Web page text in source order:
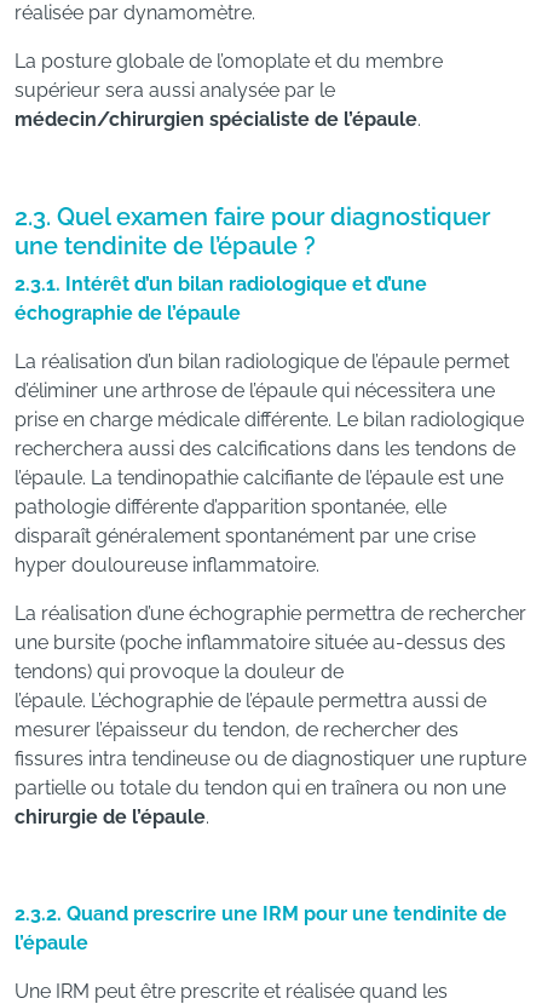
réalisée par dynamomètre.
La posture globale de l’omoplate et du membre
supérieur sera aussi analysée par le
médecin/chirurgien spécialiste de l’épaule.
2.3. Quel examen faire pour diagnostiquer
une tendinite de l’épaule ?
2.3.1. Intérêt d’un bilan radiologique et d’une
échographie de l’épaule
La réalisation d’un bilan radiologique de l’épaule permet
d’éliminer une arthrose de l’épaule qui nécessitera une
prise en charge médicale différente. Le bilan radiologique
recherchera aussi des calcifications dans les tendons de
l’épaule. La tendinopathie calcifiante de l’épaule est une
pathologie différente d’apparition spontanée, elle
disparaît généralement spontanément par une crise
hyper douloureuse inflammatoire.
La réalisation d’une échographie permettra de rechercher
une bursite (poche inflammatoire située au-dessus des
tendons) qui provoque la douleur de
l’épaule. L’échographie de l’épaule permettra aussi de
mesurer l’épaisseur du tendon, de rechercher des
fissures intra tendineuse ou de diagnostiquer une rupture
partielle ou totale du tendon qui en traînera ou non une
chirurgie de l’épaule.
2.3.2. Quand prescrire une IRM pour une tendinite de
l’épaule
Une IRM peut être prescrite et réalisée quand les